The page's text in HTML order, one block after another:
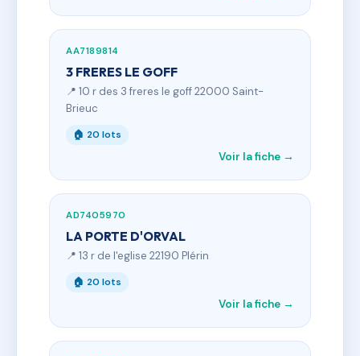
AA7189814
3 FRERES LE GOFF
📍 10 r des 3 freres le goff 22000 Saint-
Brieuc
🏠 20 lots
Voir la fiche →
AD7405970
LA PORTE D'ORVAL
📍 13 r de l'eglise 22190 Plérin
🏠 20 lots
Voir la fiche →